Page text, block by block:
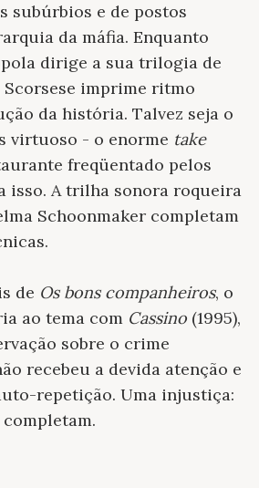
subúrbios e de postos
da máfia. Enquanto
dirige a sua trilogia de
imprime ritmo
da história. Talvez seja o
virtuoso - o enorme take
freqüentado pelos
isso. A trilha sonora roqueira
Schoonmaker completam
de Os bons companheiros, o
ao tema com Cassino (1995),
sobre o crime
recebeu a devida atenção e
repetição. Uma injustiça: